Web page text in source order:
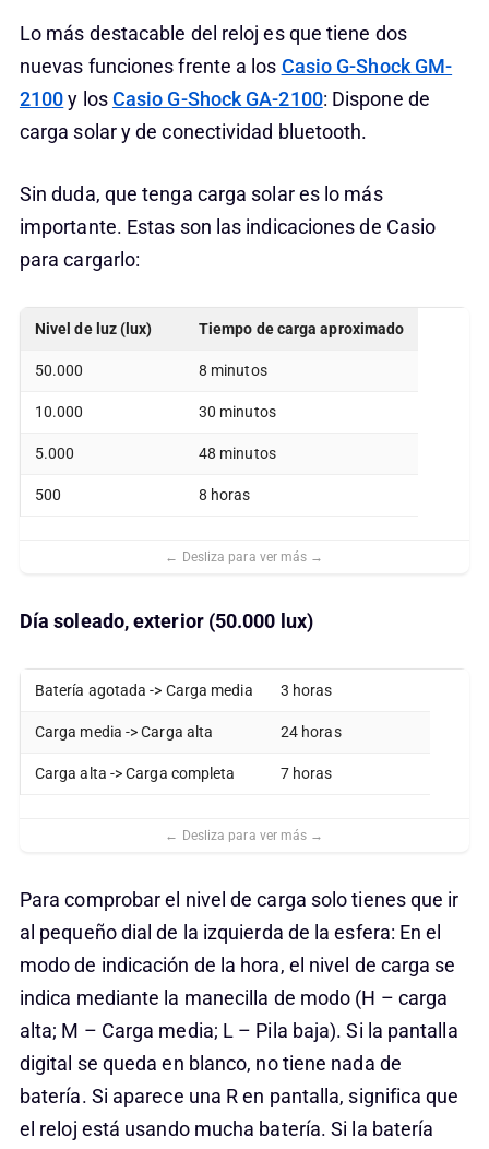
Lo más destacable del reloj es que tiene dos
nuevas funciones frente a los Casio G-Shock GM-
2100y losCasio G-Shock GA-2100: Dispone de
carga solar y de conectividad bluetooth.
Sin duda, que tenga carga solar es lo más
importante. Estas son las indicaciones de Casio
para cargarlo:
Nivel de luz (lux) Tiempo de carga aproximado
50.000 8 minutos
10.000 30 minutos
5.000 48 minutos
500 8 horas
Día soleado, exterior (50.000 lux)
Batería agotada -> Carga media 3 horas
Carga media -> Carga alta 24 horas
Carga alta -> Carga completa 7 horas
Para comprobar el nivel de carga solo tienes que ir
al pequeño dial de la izquierda de la esfera: En el
modo de indicación de la hora, el nivel de carga se
indica mediante la manecilla de modo (H – carga
alta; M – Carga media; L – Pila baja). Si la pantalla
digital se queda en blanco, no tiene nada de
batería. Si aparece una R en pantalla, significa que
el reloj está usando mucha batería. Si la batería